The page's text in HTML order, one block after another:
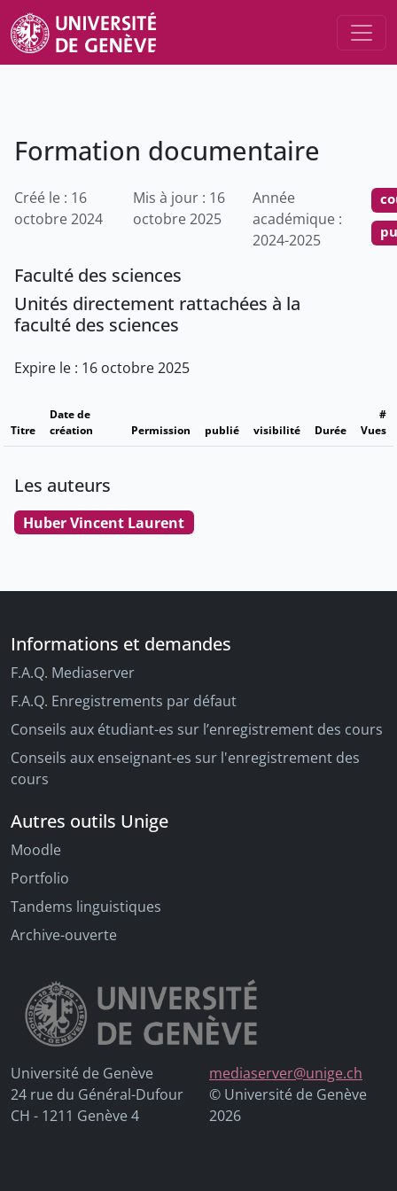
Formation documentaire
Créé le : 16
octobre 2024
Mis à jour : 16
octobre 2025
Année
académique :
2024-2025
Faculté des sciences
Unités directement rattachées à la
faculté des sciences
Expire le : 16 octobre 2025
Titre
Date de
création
Permission publié visibilité Durée
#
Vues
Les auteurs
Huber Vincent Laurent
Informations et demandes
F.A.Q. Mediaserver
F.A.Q. Enregistrements par défaut
Conseils aux étudiant-es sur l’enregistrement des cours
Conseils aux enseignant-es sur l'enregistrement des
cours
Autres outils Unige
Moodle
Portfolio
Tandems linguistiques
Archive-ouverte
Université de Genève
24 rue du Général-Dufour
CH - 1211 Genève 4
mediaserver@unige.ch
© Université de Genève
2026